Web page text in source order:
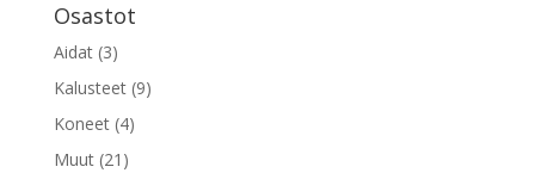
Osastot
Aidat (3)
Kalusteet (9)
Koneet (4)
Muut (21)